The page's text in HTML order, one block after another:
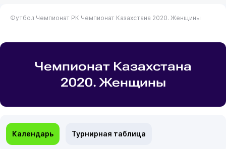
Футбол Чемпионат РК Чемпионат Казахстана 2020. Женщины
Чемпионат Казахстана
2020. Женщины
Календарь Турнирная таблица